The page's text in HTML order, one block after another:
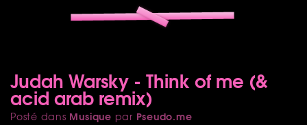
Judah Warsky - Think of me (&
acid arab remix)
Posté dans Musique par Pseudo.me